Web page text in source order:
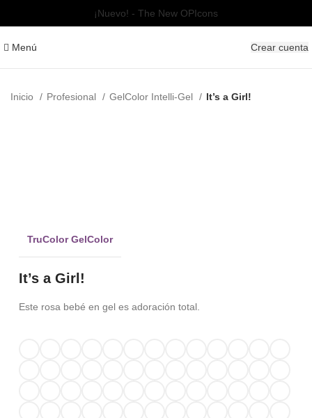
¡Nuevo! - The New OPIcons
Menú Crear cuenta
Inicio Profesional GelColor Intelli-Gel It’s a Girl!
TruColor GelColor
It’s a Girl!
Este rosa bebé en gel es adoración total.